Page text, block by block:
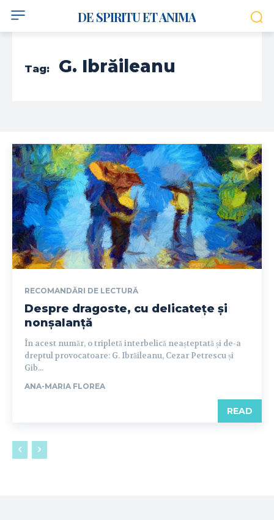
DE SPIRITU ET ANIMA
Tag: G. Ibrăileanu
RECOMANDĂRI DE LECTURĂ
Despre dragoste, cu delicatețe și
nonșalanță
În acest număr, o tripletă interbelică neașteptată și de-a
dreptul provocatoare: G. Ibrăileanu, Cezar Petrescu și
Gib...
ANA-MARIA FLOREA
READ